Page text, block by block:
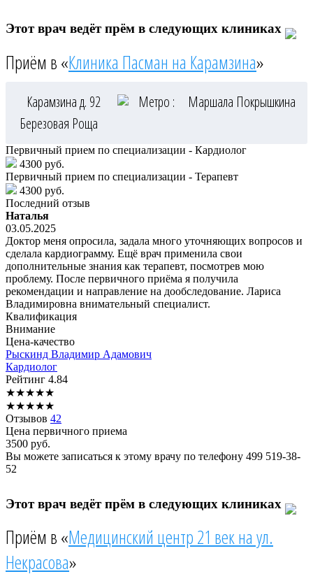
Этот врач ведёт прём в следующих клиниках
Приём в «Клиника Пасман на Карамзина»
Карамзина д. 92 Метро :
Маршала Покрышкина
Березовая Роща
Первичный прием по специализации - Кардиолог
4300 руб.
Первичный прием по специализации - Терапевт
4300 руб.
Последний отзыв
Наталья
03.05.2025
Доктор меня опросила, задала много уточняющих вопросов и
сделала кардиограмму. Ещё врач применила свои
дополнительные знания как терапевт, посмотрев мою
проблему. После первичного приёма я получила
рекомендации и направление на дообследование. Лариса
Владимировна внимательный специалист.
Квалификация
Внимание
Цена-качество
Рыскинд Владимир Адамович
Кардиолог
Рейтинг 4.84
★★★★★
★★★★★
Отзывов 42
Цена первичного приема
3500 руб.
Вы можете записаться к этому врачу по телефону 499 519-38-
52
Этот врач ведёт прём в следующих клиниках
Приём в «Медицинский центр 21 век на ул.
Некрасова»